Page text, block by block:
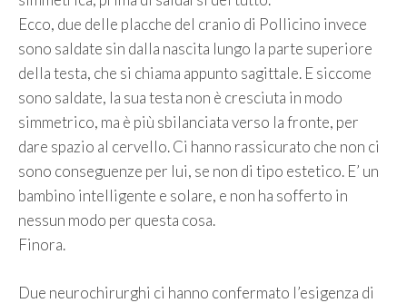
Ecco, due delle placche del cranio di Pollicino invece
sono saldate sin dalla nascita lungo la parte superiore
della testa, che si chiama appunto sagittale. E siccome
sono saldate, la sua testa non è cresciuta in modo
simmetrico, ma è più sbilanciata verso la fronte, per
dare spazio al cervello. Ci hanno rassicurato che non ci
sono conseguenze per lui, se non di tipo estetico. E’ un
bambino intelligente e solare, e non ha sofferto in
nessun modo per questa cosa.
Finora.
Due neurochirurghi ci hanno confermato l’esigenza di